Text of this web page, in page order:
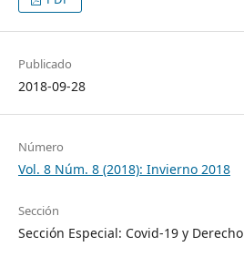
Publicado
2018-09-28
Número
Vol. 8 Núm. 8 (2018): Invierno 2018
Sección
Sección Especial: Covid-19 y Derecho